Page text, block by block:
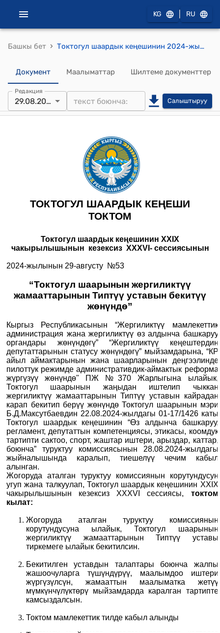
KG RU
Башкы бет › Токтогул шаардык кеңешинин 2024-жылынын 29-августундагы №53 “Токтогул шаарынын жергиликтүү жамааттарынын Типтүү уставын бекитүү жөнүндө” токтому
Документ Маалыматтар Шилтеме документтер
Редакция
29.08.2024 Салыштыруу